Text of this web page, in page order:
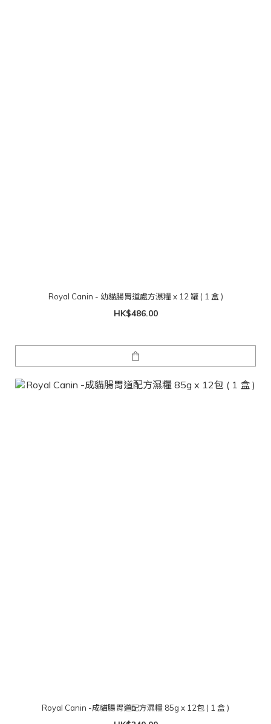
Royal Canin - 幼貓腸胃道處方濕糧 x 12 罐 ( 1 盒 )
HK$486.00
Royal Canin -成貓腸胃道配方濕糧 85g x 12包 ( 1 盒 )